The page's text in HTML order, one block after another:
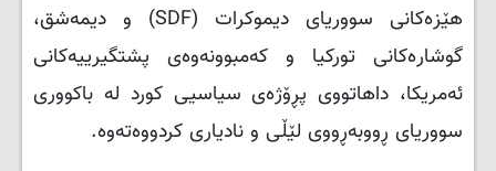
هێزەکانی سووریای دیموکرات (SDF) و دیمەشق،
گوشارەکانی تورکیا و کەمبوونەوەی پشتگیرییەکانی
ئەمریکا، داهاتووی پڕۆژەی سیاسیی کورد لە باکووری
سووریای ڕووبەڕووی لێڵی و نادیاری کردووەتەوە.